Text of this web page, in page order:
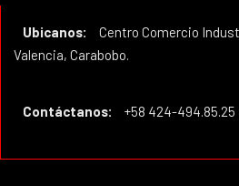
Ubicanos:
Centro Comercio
Valencia, Carabobo.
Contáctanos: +58 424-494.85.25